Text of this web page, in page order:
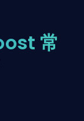
常